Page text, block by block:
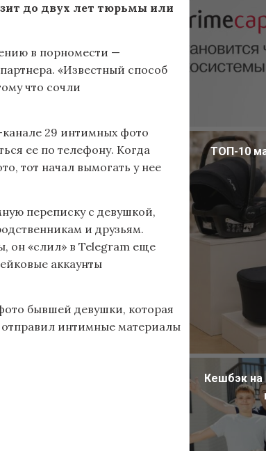
до двух лет тюрьмы или
в порномести —
«Известный способ
что сочли
29 интимных фото
ее по телефону. Когда
тот начал вымогать у нее
переписку с девушкой,
и друзьям.
он «слил» в Telegram еще
аккаунты
бывшей девушки, которая
интимные материалы
ТОП-10
Кешбэк на